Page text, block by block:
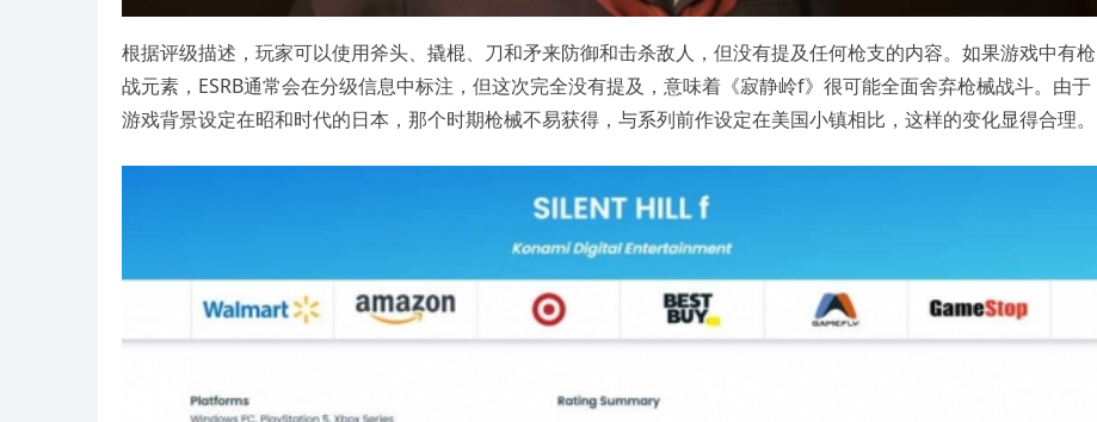
根据评级描述，玩家可以使用斧头、撬棍、刀和矛来防御和击杀敌人，但没有提及任何枪支的内容。如果游戏中有枪
战元素，ESRB通常会在分级信息中标注，但这次完全没有提及，意味着《寂静岭f》很可能全面舍弃枪械战斗。由于
游戏背景设定在昭和时代的日本，那个时期枪械不易获得，与系列前作设定在美国小镇相比，这样的变化显得合理。